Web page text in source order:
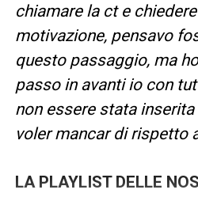
chiamare la ct e
motivazione, pensavo
questo passaggio, ma
passo in avanti io con
non essere stata
voler mancar di rispetto
LA PLAYLIST DELLE